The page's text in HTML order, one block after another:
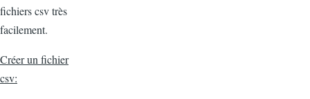
fichiers csv très
facilement.
Créer un fichier
csv: